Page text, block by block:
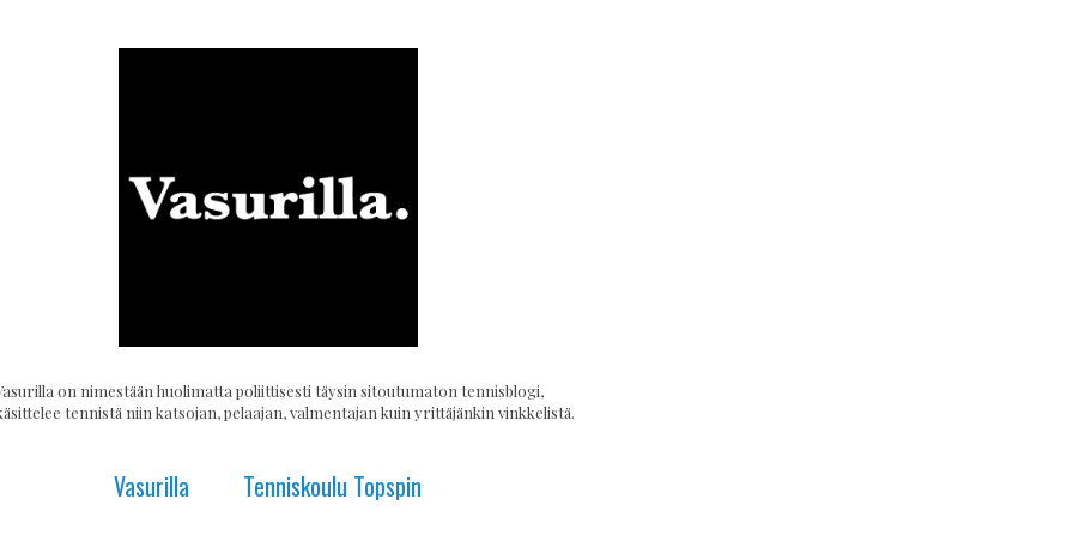
on nimestään huolimatta poliittisesti täysin sitoutumaton tennisblogi,
tennistä niin katsojan, pelaajan, valmentajan kuin yrittäjänkin vinkkelistä.
Vasurilla Tenniskoulu Topspin